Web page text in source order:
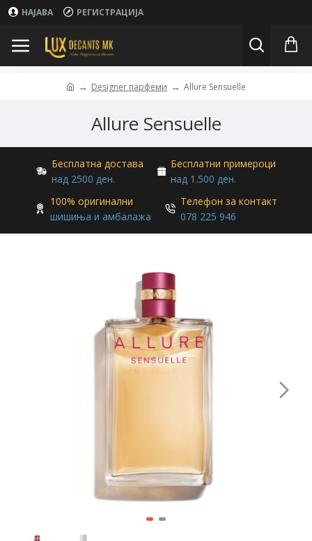
НАЈАВА РЕГИСТРАЦИЈА
Designer парфеми Allure Sensuelle
Allure Sensuelle
Бесплатна достава
над 2500 ден.
Бесплатни примероци
над 1.500 ден.
100% оригинални
шишиња и амбалажа
Телефон за контакт
078 225 946